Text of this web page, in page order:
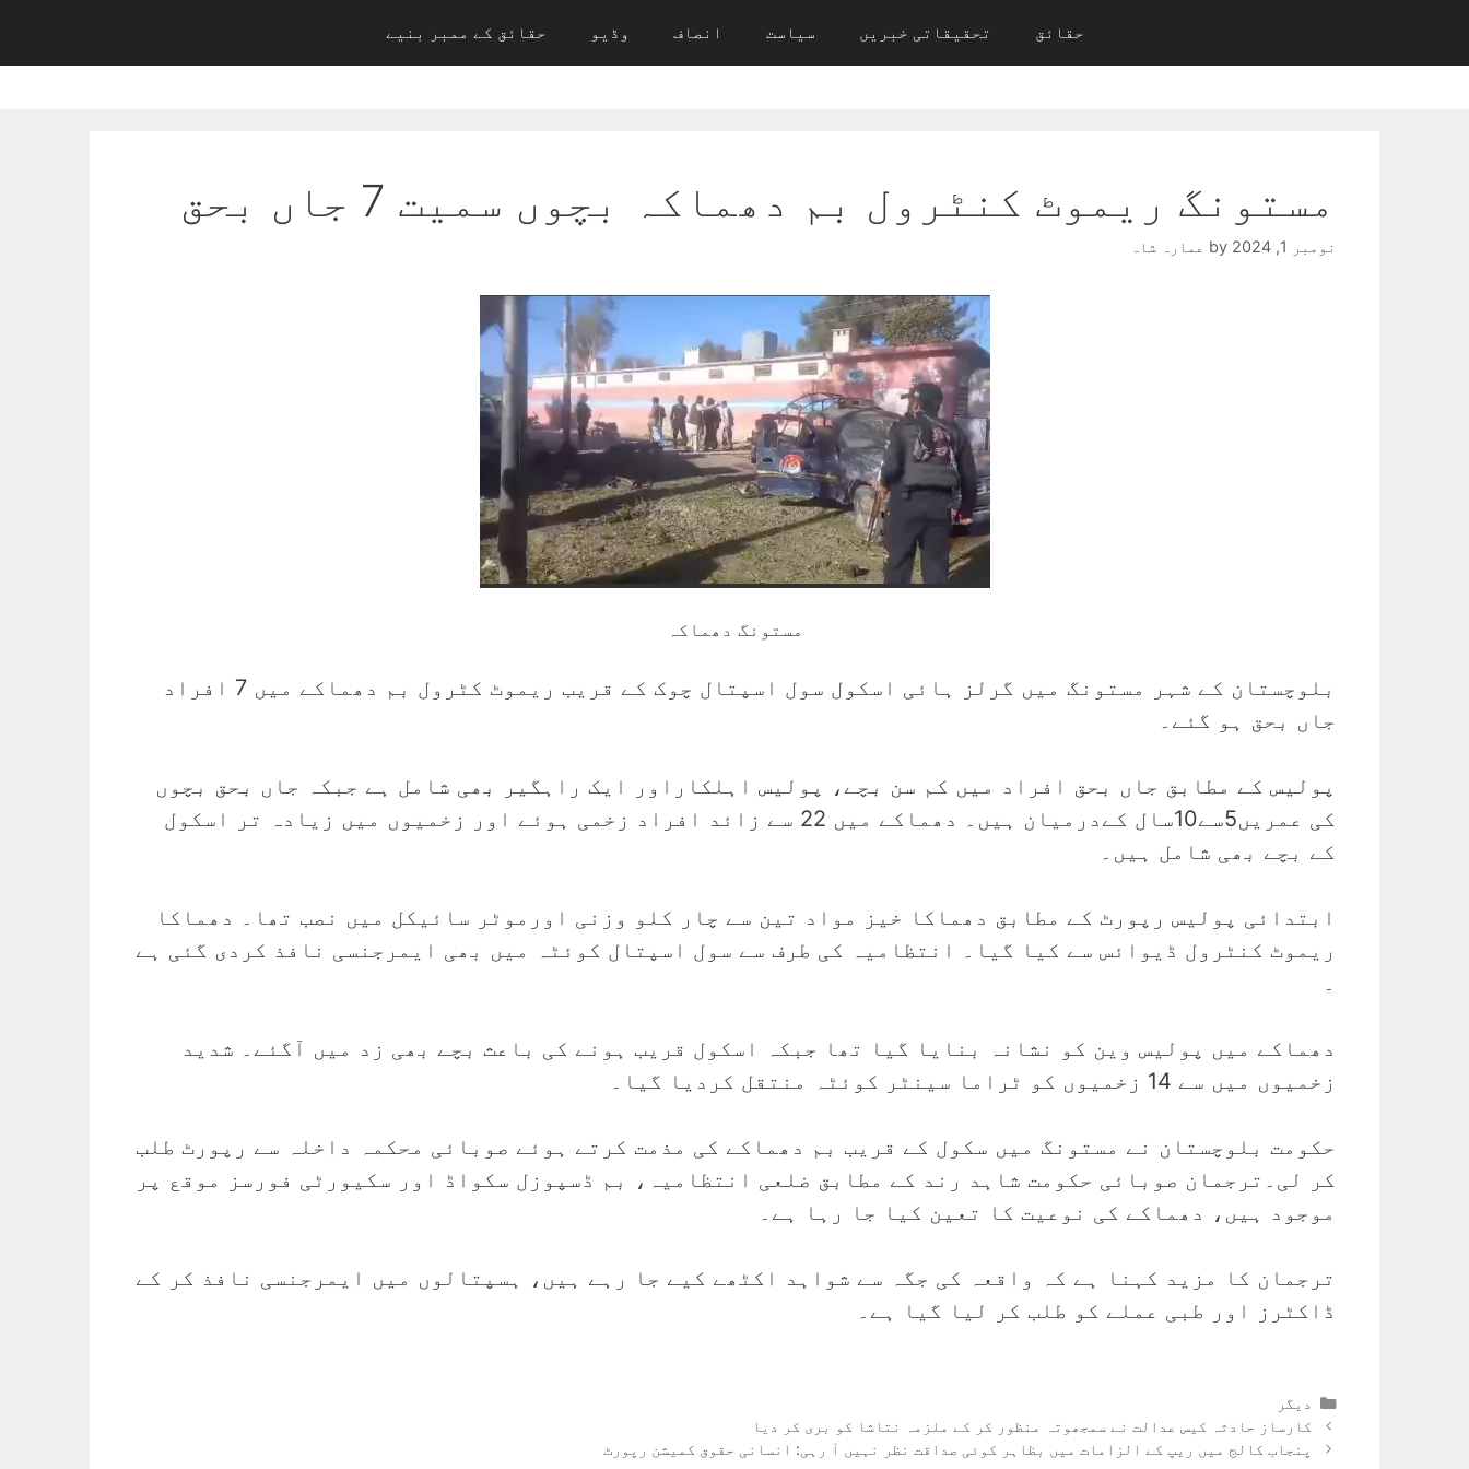
content
حقائق تحقیقاتی خبریں سیاست انصاف وڈیو حقائق کے ممبر بنیے
مستونگ ریموٹ کنٹرول بم دھماکہ بچوں سمیت 7 جاں بحق
نومبر 1, 2024 by عمارہ شاہ
مستونگ دھماکہ
بلوچستان کے شہر مستونگ میں گرلز ہائی اسکول سول اسپتال چوک کے قریب ریموٹ کٹرول بم دھماکے میں 7 افراد
جاں بحق ہو گئے۔
پولیس کے مطابق جاں بحق افراد میں کم سن بچے، پولیس اہلکاراور ایک راہگیر بھی شامل ہے جبکہ جاں بحق بچوں
کی عمریں5سے10سال کےدرمیان ہیں۔ دھماکے میں 22 سے زائد افراد زخمی ہوئے اور زخمیوں میں زیادہ تر اسکول
کے بچے بھی شامل ہیں۔
ابتدائی پولیس رپورٹ کے مطابق دھماکا خیز مواد تین سے چار کلو وزنی اورموٹر سائیکل میں نصب تھا۔ دھماکا
ریموٹ کنٹرول ڈیوائس سے کیا گیا۔ انتظامیہ کی طرف سے سول اسپتال کوئٹہ میں بھی ایمرجنسی نافذ کردی گئی ہے
۔
دھماکے میں پولیس وین کو نشانہ بنایا گیا تھا جبکہ اسکول قریب ہونے کی باعث بچے بھی زد میں آگئے۔ شدید
زخمیوں میں سے 14 زخمیوں کو ٹراما سینٹر کوئٹہ منتقل کردیا گیا۔
حکومت بلوچستان نے مستونگ میں سکول کے قریب بم دھماکے کی مذمت کرتے ہوئے صوبائی محکمہ داخلہ سے رپورٹ طلب
کر لی۔ترجمان صوبائی حکومت شاہد رند کے مطابق ضلعی انتظامیہ، بم ڈسپوزل سکواڈ اور سکیورٹی فورسز موقع پر
موجود ہیں، دھماکے کی نوعیت کا تعین کیا جا رہا ہے۔
ترجمان کا مزید کہنا ہے کہ واقعہ کی جگہ سے شواہد اکٹھے کیے جا رہے ہیں، ہسپتالوں میں ایمرجنسی نافذ کر کے
ڈاکٹرز اور طبی عملے کو طلب کر لیا گیا ہے۔
Categories
دیگر
کارساز حادثہ کیس عدالت نے سمجھوتہ منظور کر کے ملزمہ نتاشا کو بری کر دیا
پنجاب کالج میں ریپ کے الزامات میں بظاہر کوئی صداقت نظر نہیں آ رہی: انسانی حقوق کمیشن رپورٹ